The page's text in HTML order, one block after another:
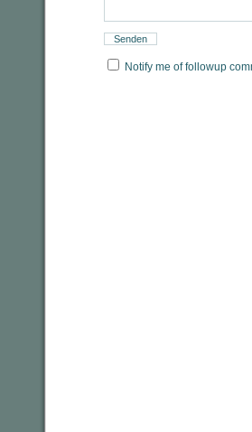
Notify me of followup